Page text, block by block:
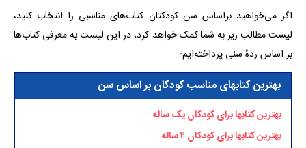
اگر می‌خواهید براساس سن کودکتان کتاب‌های مناسبی را انتخاب کنید،
لیست مطالب زیر به شما کمک خواهد کرد، در این لیست به معرفی کتاب‌ها
بر اساس ردهٔ سنی پرداخته‌ایم:
بهترین کتابهای مناسب کودکان بر اساس سن
بهترین کتابها برای کودکان یک ساله
بهترین کتابها برای کودکان ۲ ساله